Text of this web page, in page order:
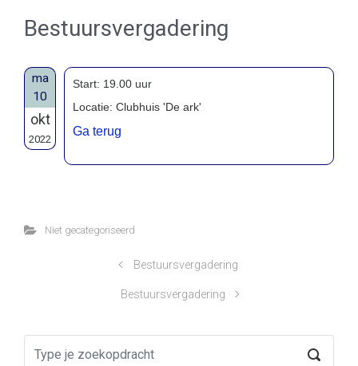
Bestuursvergadering
ma
10
okt
2022
Start: 19.00 uur
Locatie: Clubhuis 'De ark'
Ga terug
Niet gecategoriseerd
Bestuursvergadering
Bestuursvergadering